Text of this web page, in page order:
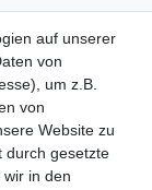
auf unserer
von
um z.B.
von
Website zu
durch gesetzte
in den